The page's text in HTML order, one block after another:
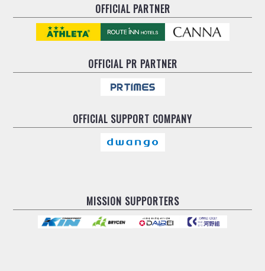
OFFICIAL PARTNER
OFFICIALPR PARTNER
OFFICIAL SUPPORT COMPANY
MISSION SUPPORTERS